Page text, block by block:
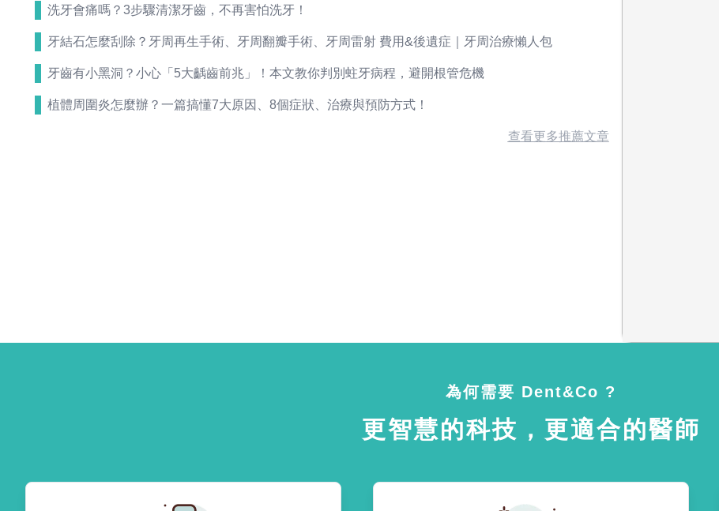
洗牙會痛嗎？3步驟清潔牙齒，不再害怕洗牙！
牙結石怎麼刮除？牙周再生手術、牙周翻瓣手術、牙周雷射 費用&後遺症｜牙周治療懶人包
牙齒有小黑洞？小心「5大齲齒前兆」！本文教你判別蛀牙病程，避開根管危機
植體周圍炎怎麼辦？一篇搞懂7大原因、8個症狀、治療與預防方式！
查看更多推薦文章
為何需要 Dent&Co ?
更智慧的科技，更適合的醫師